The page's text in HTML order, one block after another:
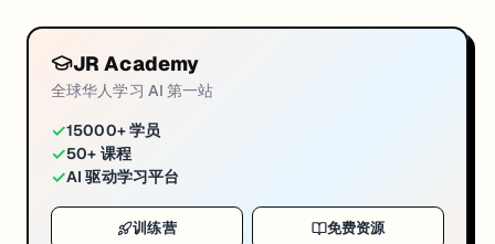
JR Academy
全球华人学习 AI 第一站
✓15000+ 学员
✓50+ 课程
✓AI 驱动学习平台
训练营 免费资源